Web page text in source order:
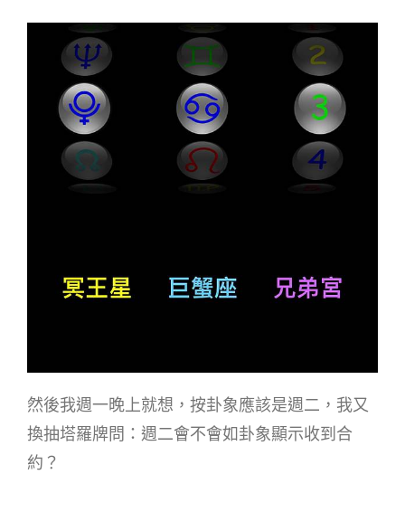
然後我週一晚上就想，按卦象應該是週二，我又
換抽塔羅牌問：週二會不會如卦象顯示收到合
約？